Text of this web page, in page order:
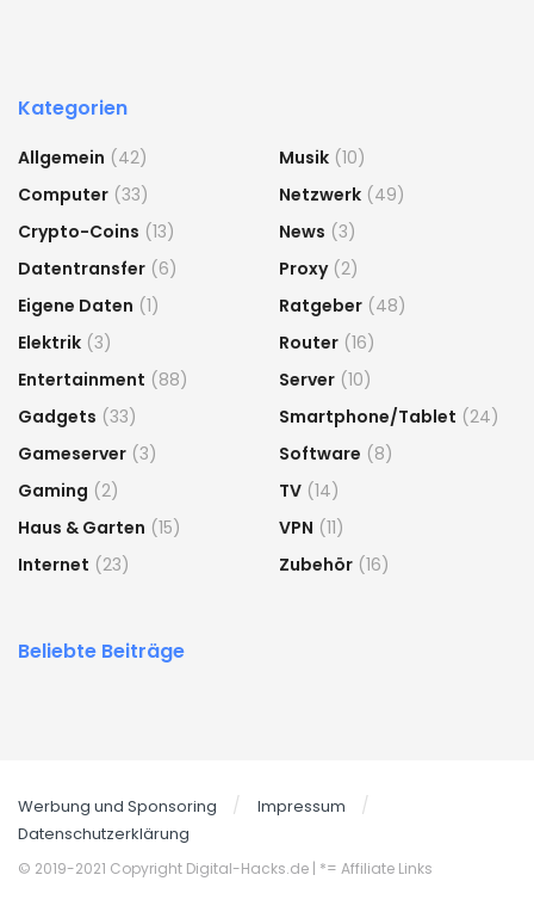
Kategorien
Allgemein (42)
Computer (33)
Crypto-Coins (13)
Datentransfer (6)
Eigene Daten (1)
Elektrik (3)
Entertainment (88)
Gadgets (33)
Gameserver (3)
Gaming (2)
Haus & Garten (15)
Internet (23)
Musik (10)
Netzwerk (49)
News (3)
Proxy(2)
Ratgeber (48)
Router (16)
Server (10)
Smartphone/Tablet (24)
Software (8)
TV (14)
VPN (11)
Zubehör (16)
Beliebte Beiträge
Werbung und Sponsoring
Impressum
Datenschutzerklärung
© 2019-2021 Copyright Digital-Hacks.de | *= Affiliate Links